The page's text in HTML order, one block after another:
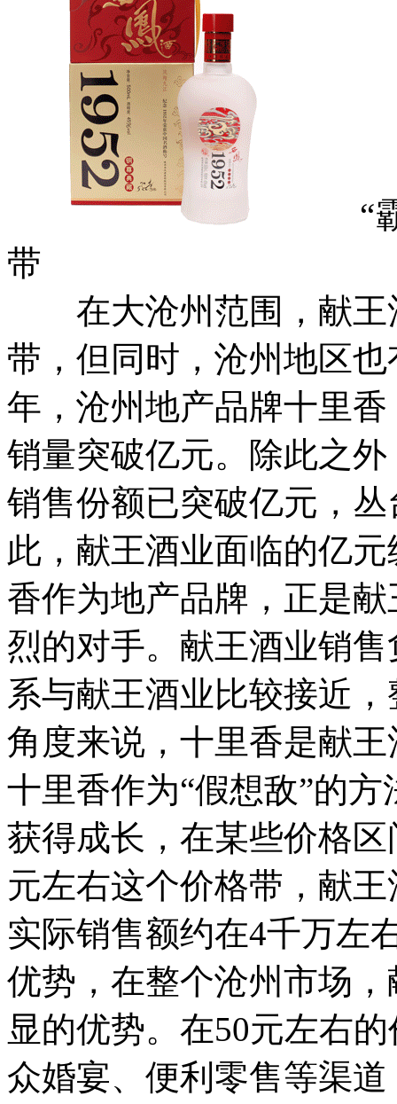
“霸
带
在大沧州范围，献王
带，但同时，沧州地区
年，沧州地产品牌十里
销量突破亿元。除此之
销售份额已突破亿元，
此，献王酒业面临的亿
香作为地产品牌，正是
烈的对手。献王酒业销
系与献王酒业比较接近
角度来说，十里香是献
十里香作为“假想敌”的
获得成长，在某些价格
元左右这个价格带，献
实际销售额约在4千万左
优势，在整个沧州市场
显的优势。在50元左右
众婚宴、便利零售等渠